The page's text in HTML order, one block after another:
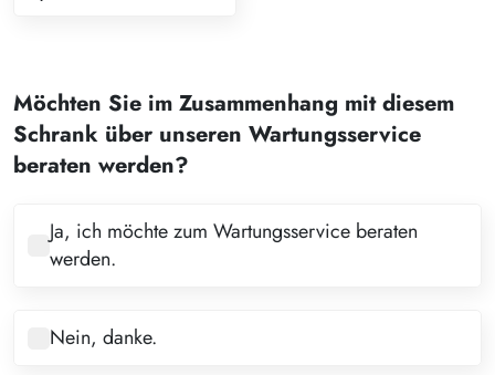
3
4
6
7
9
Möchten Sie im Zusammenhang mit diesem
Schrank über unseren Wartungsservice
beraten werden?
Ja, ich möchte zum Wartungsservice beraten
werden.
Nein, danke.